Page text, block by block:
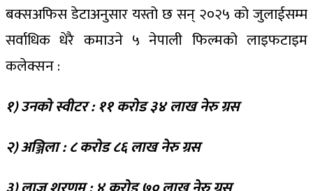
बक्सअफिस डेटाअनुसार यस्तो छ सन् २०२५ को जुलाईसम्म
सर्वाधिक धेरै कमाउने ५ नेपाली फिल्मको लाइफटाइम
कलेक्सन :
१) उनको स्वीटर : ११ करोड ३४ लाख नेरु ग्रस
२) अञ्जिला : ८ करोड ८६ लाख नेरु ग्रस